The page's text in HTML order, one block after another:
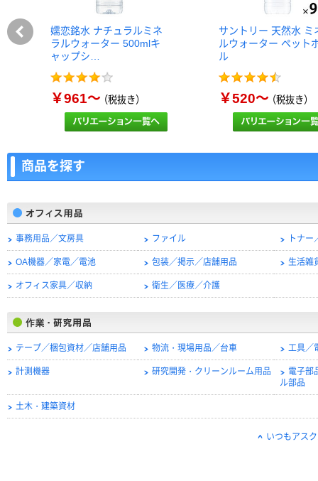
嬬恋銘水 ナチュラルミネ
ラルウォーター 500mlキ
ャップシ…
￥961～（税抜き）
サントリー 天然水 ミ
ルウォーター ペット
ル
￥520～（税抜き）
商品を探す
事務用品／文房具 ファイル トナ
OA機器／家電／電池 包装／掲示／店舗用品 生活雑
オフィス家具／収納 衛生／医療／介護
テープ／梱包資材／店舗用品 物流・現場用品／台車 工具／
計測機器 研究開発・クリーンルーム用品
電子部
ル部品
土木・建築資材
いつもアス